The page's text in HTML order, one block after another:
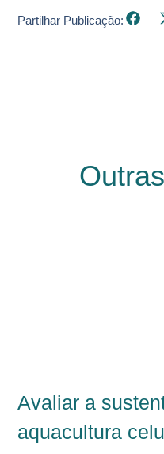
Partilhar Publicação:
Avaliar a
aquacultura